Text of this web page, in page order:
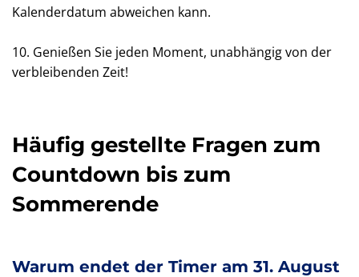
Kalenderdatum abweichen kann.
10. Genießen Sie jeden Moment, unabhängig von der
verbleibenden Zeit!
Häufig gestellte Fragen zum
Countdown bis zum
Sommerende
Warum endet der Timer am 31. August